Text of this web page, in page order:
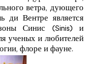
ветра, дующего
ди Вентре является
Синис (Sinis) и
ученых и любителей
флоре и фауне.